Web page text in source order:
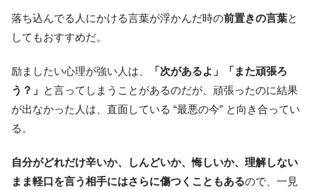
落ち込んでる人にかける言葉が浮かんだ時の前置きの言葉と
してもおすすめだ。
励ましたい心理が強い人は、
「次があるよ」「また頑張ろ
う？」 と言ってしまうことがあるのだが、頑張ったのに結果
が出なかった人は、直面している “最悪の今” と向き合ってい
る。
自分がどれだけ辛いか、しんどいか、悔しいか、理解しない
まま軽口を言う相手にはさらに傷つくこともあるので、一見